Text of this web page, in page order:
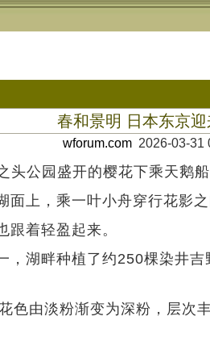
春和景明 日本东京
wforum.com 2026-03-31
公园盛开的樱花下乘天鹅船
上，乘一叶小舟穿行花影
着轻盈起来。
湖畔种植了约250棵染井
由淡粉渐变为深粉，层次